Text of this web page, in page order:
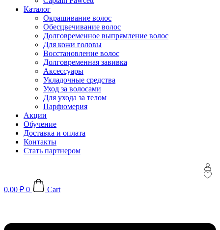
Каталог
Окрашивание волос
Обесцвечивание волос
Долговременное выпрямление волос
Для кожи головы
Восстановление волос
Долговременная завивка
Аксессуары
Укладочные средства
Уход за волосами
Для ухода за телом
Парфюмерия
Акции
Обучение
Доставка и оплата
Контакты
Стать партнером
0,00 ₽ 0 Cart